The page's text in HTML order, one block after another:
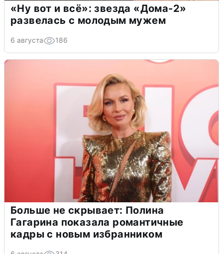
«Ну вот и всё»: звезда «Дома-2»
развелась с молодым мужем
6 августа 186
Больше не скрывает: Полина
Гагарина показала романтичные
кадры с новым избранником